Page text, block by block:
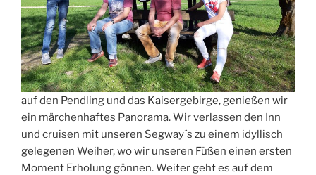
auf den Pendling und das Kaisergebirge, genießen wir
ein märchenhaftes Panorama. Wir verlassen den Inn
und cruisen mit unseren Segway´s zu einem idyllisch
gelegenen Weiher, wo wir unseren Füßen einen ersten
Moment Erholung gönnen. Weiter geht es auf dem